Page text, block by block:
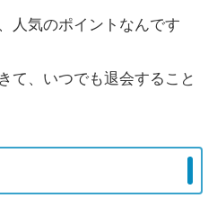
人気のポイントなんです
て、いつでも退会すること